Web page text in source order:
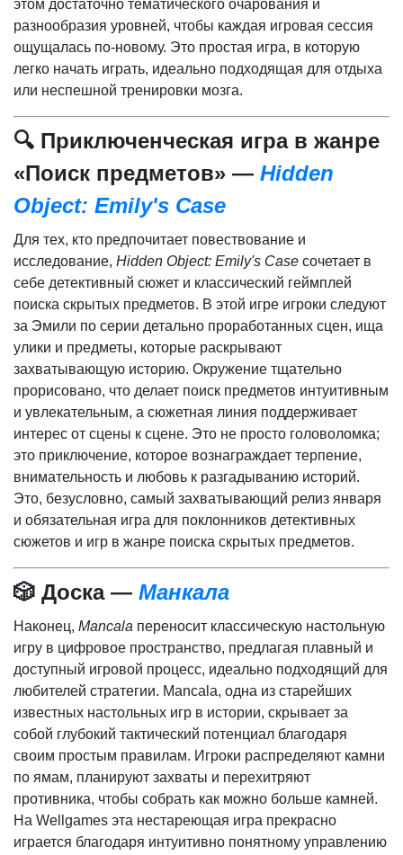
этом достаточно тематического очарования и
разнообразия уровней, чтобы каждая игровая сессия
ощущалась по-новому. Это простая игра, в которую
легко начать играть, идеально подходящая для отдыха
или неспешной тренировки мозга.
🔍 Приключенческая игра в жанре
«Поиск предметов» — Hidden
Object: Emily's Case
Для тех, кто предпочитает повествование и
исследование, Hidden Object: Emily's Case сочетает в
себе детективный сюжет и классический геймплей
поиска скрытых предметов. В этой игре игроки следуют
за Эмили по серии детально проработанных сцен, ища
улики и предметы, которые раскрывают
захватывающую историю. Окружение тщательно
прорисовано, что делает поиск предметов интуитивным
и увлекательным, а сюжетная линия поддерживает
интерес от сцены к сцене. Это не просто головоломка;
это приключение, которое вознаграждает терпение,
внимательность и любовь к разгадыванию историй.
Это, безусловно, самый захватывающий релиз января
и обязательная игра для поклонников детективных
сюжетов и игр в жанре поиска скрытых предметов.
🎲 Доска — Манкала
Наконец, Mancala переносит классическую настольную
игру в цифровое пространство, предлагая плавный и
доступный игровой процесс, идеально подходящий для
любителей стратегии. Mancala, одна из старейших
известных настольных игр в истории, скрывает за
собой глубокий тактический потенциал благодаря
своим простым правилам. Игроки распределяют камни
по ямам, планируют захваты и перехитряют
противника, чтобы собрать как можно больше камней.
На Wellgames эта нестареющая игра прекрасно
играется благодаря интуитивно понятному управлению